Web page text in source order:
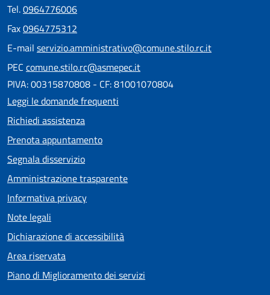
Tel.0964776006
Fax0964775312
E-mail servizio.amministrativo@comune.stilo.rc.it
PEC comune.stilo.rc@asmepec.it
PIVA: 00315870808 - CF: 81001070804
Leggi le domande frequenti
Richiedi assistenza
Prenota appuntamento
Segnala disservizio
Amministrazione trasparente
Informativa privacy
Note legali
Dichiarazione di accessibilità
Area riservata
Piano di Miglioramento dei servizi